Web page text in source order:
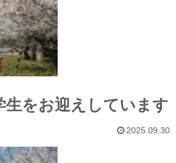
をお迎えしています
2025.09.30